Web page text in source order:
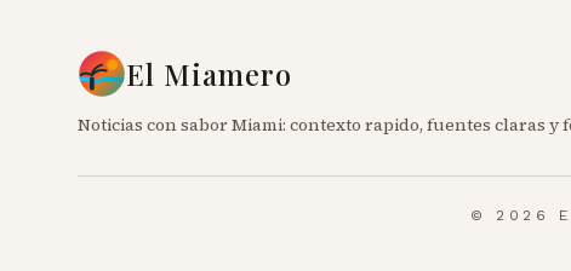
El Miamero
Noticias con sabor Miami: contexto rapido, fuentes claras y
© 2026